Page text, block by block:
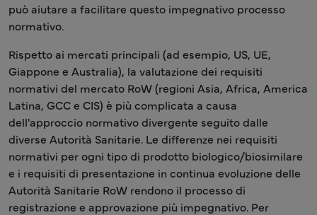
può aiutare a facilitare questo impegnativo processo
normativo.
Rispetto ai mercati principali (ad esempio, US, UE,
Giappone e Australia), la valutazione dei requisiti
normativi del mercato RoW (regioni Asia, Africa, America
Latina, GCC e CIS) è più complicata a causa
dell'approccio normativo divergente seguito dalle
diverse Autorità Sanitarie. Le differenze nei requisiti
normativi per ogni tipo di prodotto biologico/biosimilare
e i requisiti di presentazione in continua evoluzione delle
Autorità Sanitarie RoW rendono il processo di
registrazione e approvazione più impegnativo. Per